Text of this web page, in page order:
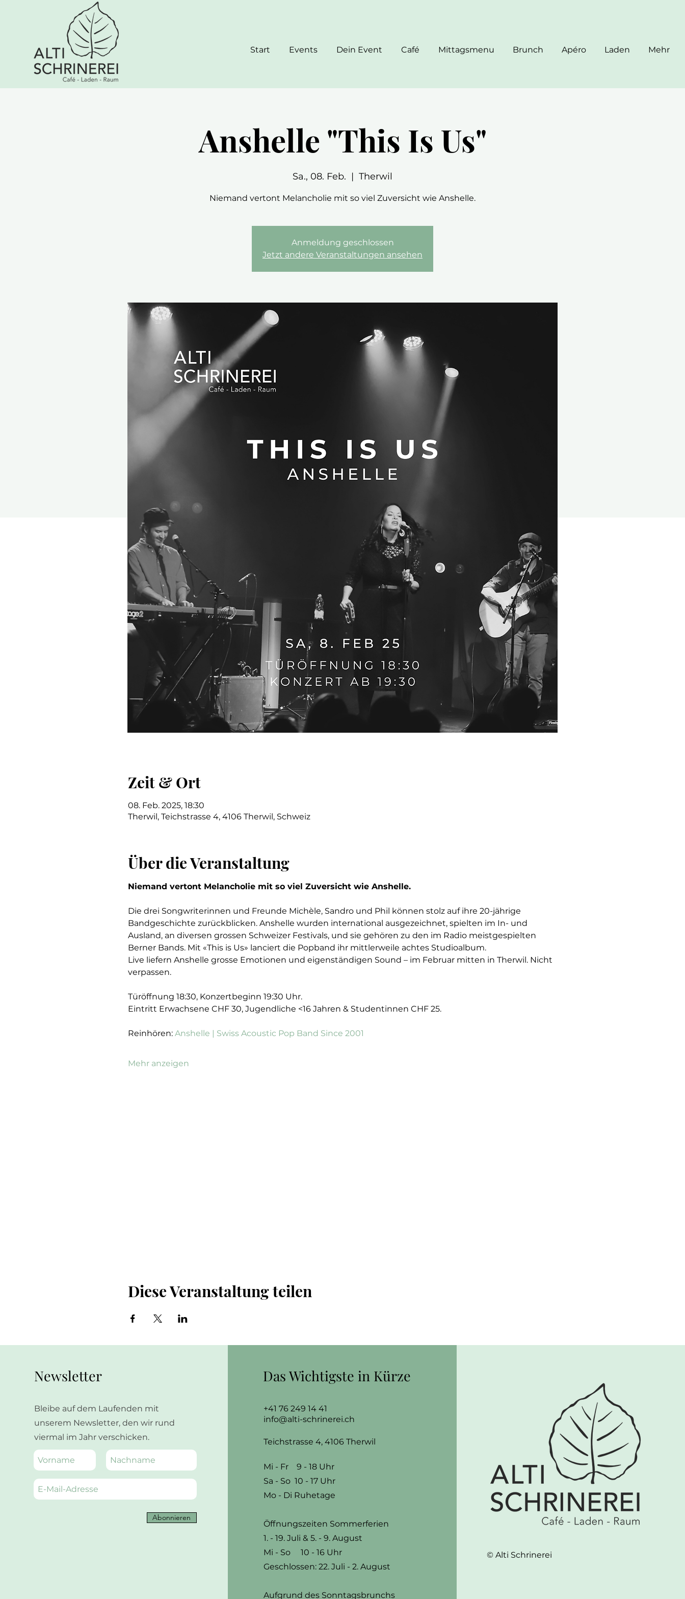
Start Events Dein Event Café Mittagsmenu Brunch Apéro Laden Mehr
Anshelle "This Is Us"
Sa., 08. Feb.
  |
Therwil
Niemand vertont Melancholie mit so viel Zuversicht wie Anshelle.
Anmeldung geschlossen
Jetzt andere Veranstaltungen ansehen
Zeit & Ort
08. Feb. 2025, 18:30
Therwil, Teichstrasse 4, 4106 Therwil, Schweiz
Über die Veranstaltung
Niemand vertont Melancholie mit so viel Zuversicht wie Anshelle.
Die drei Songwriterinnen und Freunde Michèle, Sandro und Phil können stolz auf ihre 20-jährige
Bandgeschichte zurückblicken. Anshelle wurden international ausgezeichnet, spielten im In- und
Ausland, an diversen grossen Schweizer Festivals, und sie gehören zu den im Radio meistgespielten
Berner Bands. Mit «This is Us» lanciert die Popband ihr mittlerweile achtes Studioalbum.
Live liefern Anshelle grosse Emotionen und eigenständigen Sound – im Februar mitten in Therwil. Nicht
verpassen.
Türöffnung 18:30, Konzertbeginn 19:30 Uhr.
Eintritt Erwachsene CHF 30, Jugendliche <16 Jahren & Studentinnen CHF 25.
Reinhören: Anshelle | Swiss Acoustic Pop Band Since 2001
Mehr anzeigen
Diese Veranstaltung teilen
Newsletter
Bleibe auf dem Laufenden mit
unserem Newsletter, den wir rund
viermal im Jahr verschicken.
Abonnieren
Das Wichtigste in Kürze
+41 76 249 14 41
info@alti-schrinerei.ch
Teichstrasse 4, 4106 Therwil
Mi - Fr 9 - 18 Uhr
​Sa - So 10 - 17 Uhr
Mo - Di Ruhetage
Öffnungszeiten Sommerferien
1. - 19. Juli & 5. - 9. August
Mi - So 10 - 16 Uhr
Geschlossen: 22. Juli - 2. August
Aufgrund des Sonntagsbrunchs
© Alti Schrinerei